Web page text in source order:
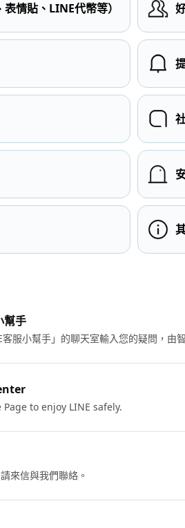
情貼、LINE代幣等）
幫手
服小幫手」的聊天室輸入您的疑問，由
to enjoy LINE safely.
來信與我們聯絡。